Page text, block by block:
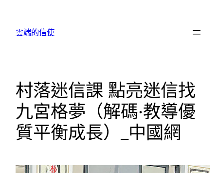
雲端的信使
村落迷信課 點亮迷信找
九宮格夢（解碼·教導優
質平衡成長）_中國網